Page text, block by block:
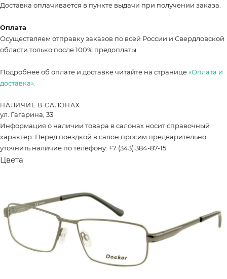
Доставка оплачивается в пункте выдачи при получении заказа.
Оплата
Осуществляем отправку заказов по всей России и Свердловской
области только после 100% предоплаты.
Подробнее об оплате и доставке читайте на странице«Оплата и
доставка».
НАЛИЧИЕ В САЛОНАХ
ул. Гагарина, 33
Информация о наличии товара в салонах носит справочный
характер. Перед поездкой в салон просим предварительно
уточнить наличие по телефону: +7 (343) 384-87-15.
Цвета